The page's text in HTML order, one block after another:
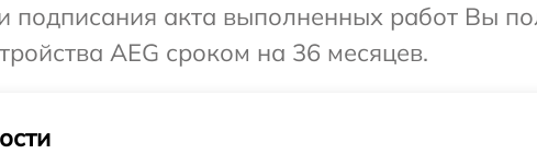
подписания акта выполненных работ Вы
AEG сроком на 36 месяцев.